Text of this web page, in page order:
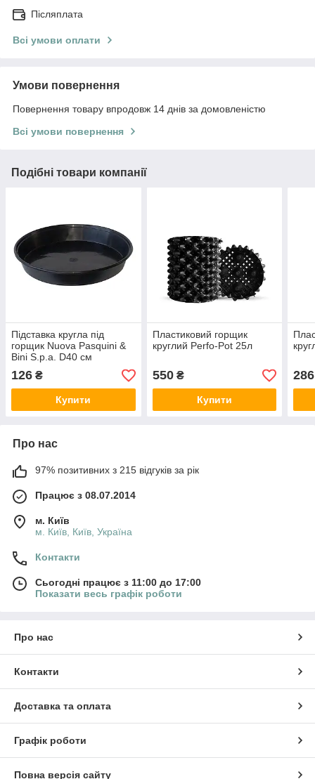
Післяплата
Всі умови оплати
Умови повернення
Повернення товару впродовж 14 днів за домовленістю
Всі умови повернення
Подібні товари компанії
Підставка кругла під
горщик Nuova Pasquini &
Bini S.p.a. D40 см
126 ₴
Купити
Пластиковий горщик
круглий Perfo-Pot 25л
550₴
Купити
286
Про нас
97% позитивних з 215 відгуків за рік
Працює з 08.07.2014
м. Київ
м. Київ, Київ, Україна
Контакти
Сьогодні працює з 11:00 до 17:00
Показати весь графік роботи
Про нас
Контакти
Доставка та оплата
Графік роботи
Повна версія сайту